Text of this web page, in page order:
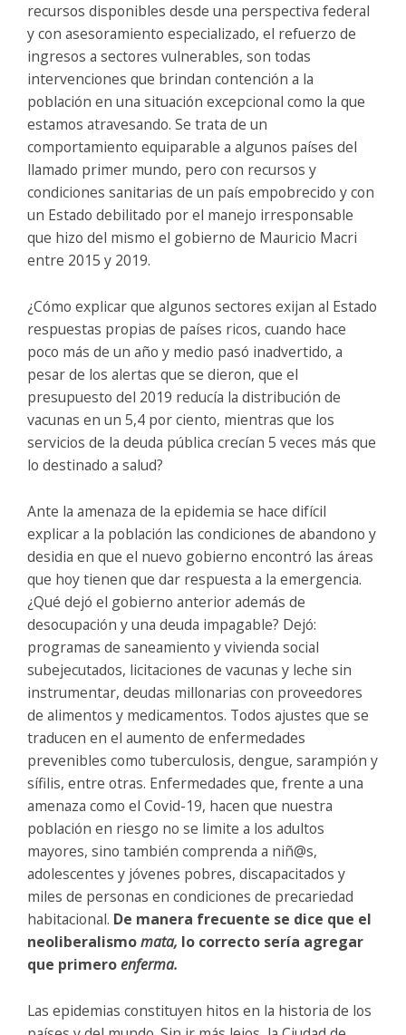
recursos disponibles desde una perspectiva federal
y con asesoramiento especializado, el refuerzo de
ingresos a sectores vulnerables, son todas
intervenciones que brindan contención a la
población en una situación excepcional como la que
estamos atravesando. Se trata de un
comportamiento equiparable a algunos países del
llamado primer mundo, pero con recursos y
condiciones sanitarias de un país empobrecido y con
un Estado debilitado por el manejo irresponsable
que hizo del mismo el gobierno de Mauricio Macri
entre 2015 y 2019.
¿Cómo explicar que algunos sectores exijan al Estado
respuestas propias de países ricos, cuando hace
poco más de un año y medio pasó inadvertido, a
pesar de los alertas que se dieron, que el
presupuesto del 2019 reducía la distribución de
vacunas en un 5,4 por ciento, mientras que los
servicios de la deuda pública crecían 5 veces más que
lo destinado a salud?
Ante la amenaza de la epidemia se hace difícil
explicar a la población las condiciones de abandono y
desidia en que el nuevo gobierno encontró las áreas
que hoy tienen que dar respuesta a la emergencia.
¿Qué dejó el gobierno anterior además de
desocupación y una deuda impagable? Dejó:
programas de saneamiento y vivienda social
subejecutados, licitaciones de vacunas y leche sin
instrumentar, deudas millonarias con proveedores
de alimentos y medicamentos. Todos ajustes que se
traducen en el aumento de enfermedades
prevenibles como tuberculosis, dengue, sarampión y
sífilis, entre otras. Enfermedades que, frente a una
amenaza como el Covid-19, hacen que nuestra
población en riesgo no se limite a los adultos
mayores, sino también comprenda a niñ@s,
adolescentes y jóvenes pobres, discapacitados y
miles de personas en condiciones de precariedad
habitacional. De manera frecuente se dice que el
neoliberalismomata, lo correcto sería agregar
que primeroenferma.
Las epidemias constituyen hitos en la historia de los